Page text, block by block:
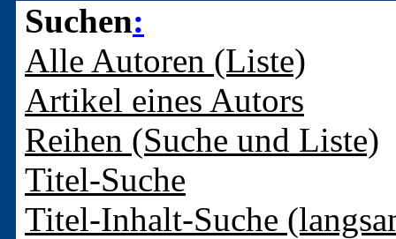
Suchen:
Alle Autoren (Liste)
Artikel eines Autors
Reihen (Suche und Liste)
Titel-Suche
Titel-Inhalt-Suche